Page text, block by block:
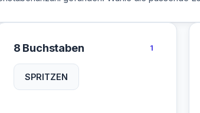
8 Buchstaben 1
SPRITZEN